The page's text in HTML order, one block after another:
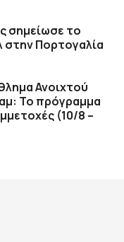
σημείωσε το
στην Πορτογαλία
Ανοιχτού
Το πρόγραμμα
(10/8 –